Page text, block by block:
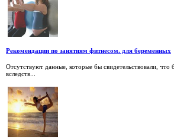
Рекомендации по занятиям фитнесом. для беременных
Отсутствуют данные, которые бы свидетельствовали,
вследств...